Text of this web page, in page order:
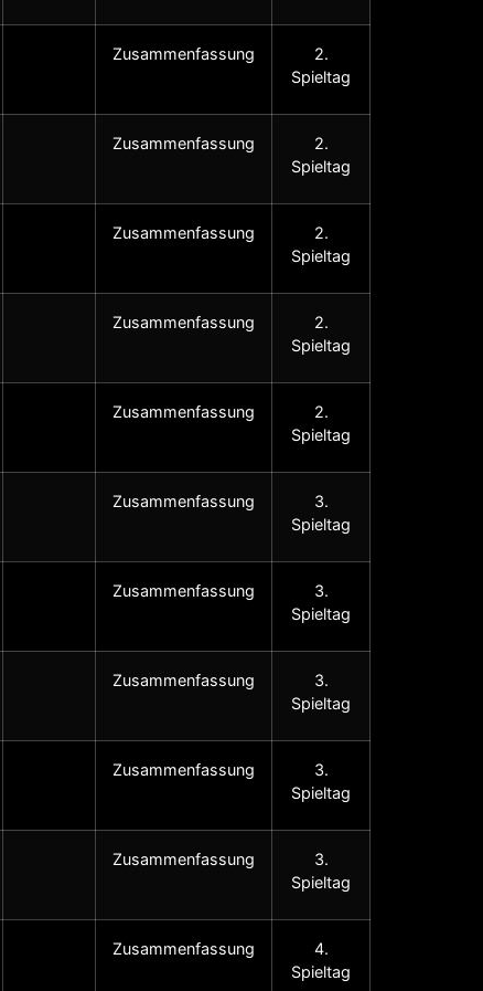
Zusammenfassung
2.
Spieltag
Zusammenfassung
2.
Spieltag
Zusammenfassung
2.
Spieltag
Zusammenfassung
2.
Spieltag
Zusammenfassung
2.
Spieltag
Zusammenfassung
3.
Spieltag
Zusammenfassung
3.
Spieltag
Zusammenfassung
3.
Spieltag
Zusammenfassung
3.
Spieltag
Zusammenfassung
3.
Spieltag
Zusammenfassung
4.
Spieltag